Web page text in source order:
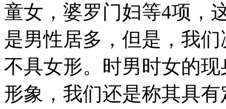
童女，婆罗门妇等4项，
是男性居多，但是，我
不具女形。时男时女的
形象，我们还是称其具